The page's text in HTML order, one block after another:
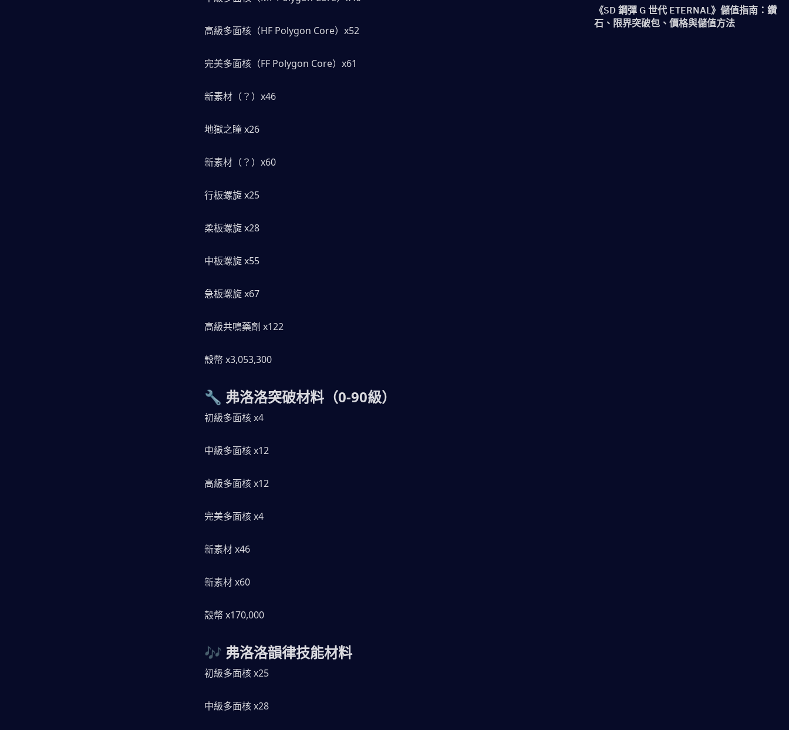
高級多面核（HF Polygon Core）x52
完美多面核（FF Polygon Core）x61
新素材（？）x46
地獄之瞳 x26
新素材（？）x60
行板螺旋 x25
柔板螺旋 x28
中板螺旋 x55
急板螺旋 x67
高級共鳴藥劑 x122
殼幣 x3,053,300
🔧 弗洛洛突破材料（0-90級）
初級多面核 x4
中級多面核 x12
高級多面核 x12
完美多面核 x4
新素材 x46
新素材 x60
殼幣 x170,000
🎶 弗洛洛韻律技能材料
初級多面核 x25
中級多面核 x28
《SD 鋼彈 G 世代 ETERNAL》儲值指南：鑽
石、限界突破包、價格與儲值方法